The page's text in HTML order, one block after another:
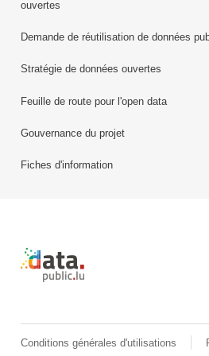
ouvertes
Demande de réutilisation de données
Stratégie de données ouvertes
Feuille de route pour l'open data
Gouvernance du projet
Fiches d'information
Retour à l'accueil de
Conditions générales d'utilisations